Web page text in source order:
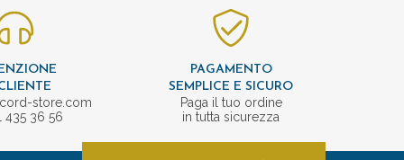
store.com
435 36 56
PAGAMENTO
SEMPLICE E SICURO
Paga il tuo ordine
in tutta sicurezza